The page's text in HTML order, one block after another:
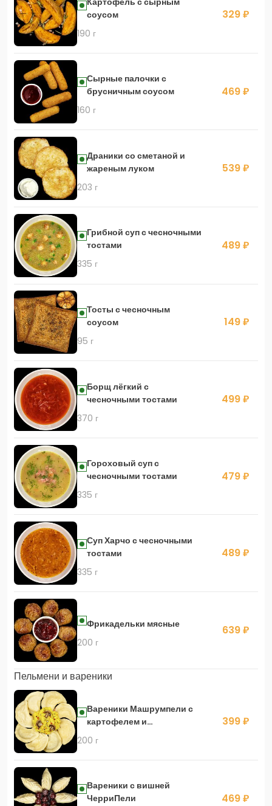
соусом
190 г
329 ₽
Сырные палочки с
брусничным соусом
160 г
469 ₽
Драники со сметаной и
жареным луком
203 г
539 ₽
Грибной суп с чесночными
тостами
335 г
489 ₽
Тосты с чесночным
соусом
95 г
149 ₽
Борщ лёгкий с
чесночными тостами
370 г
499 ₽
Гороховый суп с
чесночными тостами
335 г
479 ₽
Суп Харчо с чесночными
тостами
335 г
489 ₽
Фрикадельки мясные
200 г
639 ₽
Пельмени и вареники
Вареники Машрумпели с
картофелем и
шампиньонами
200 г
399 ₽
Вареники с вишней
ЧерриПели
469 ₽